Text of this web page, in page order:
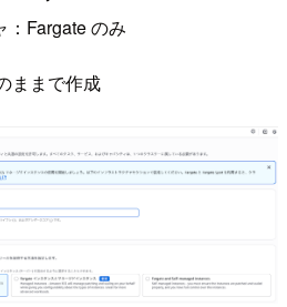
：Fargate のみ
ままで作成